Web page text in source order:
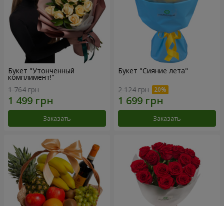
Букет "Утонченный
комплимент!"
1 764 грн
Заказать
Букет "Сияние лета"
2 124 грн
Заказать